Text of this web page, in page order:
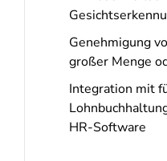
Genehmigung
großer Menge
Integration mit
HR-Software